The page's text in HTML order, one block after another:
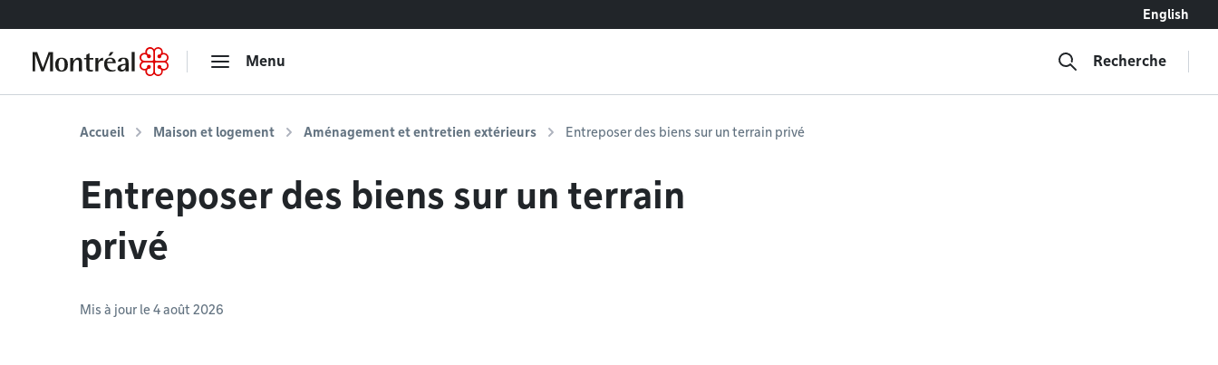
English
Menu Recherche
Accueil Maison et logement Aménagement et entretien extérieurs Entreposer des biens sur un terrain privé
Entreposer des biens sur un terrain
privé
Mis à jour le 4 août 2026